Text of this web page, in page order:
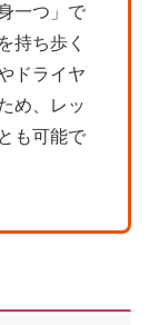
一つ」で
持ち歩く
ドライヤ
め、レッ
も可能で